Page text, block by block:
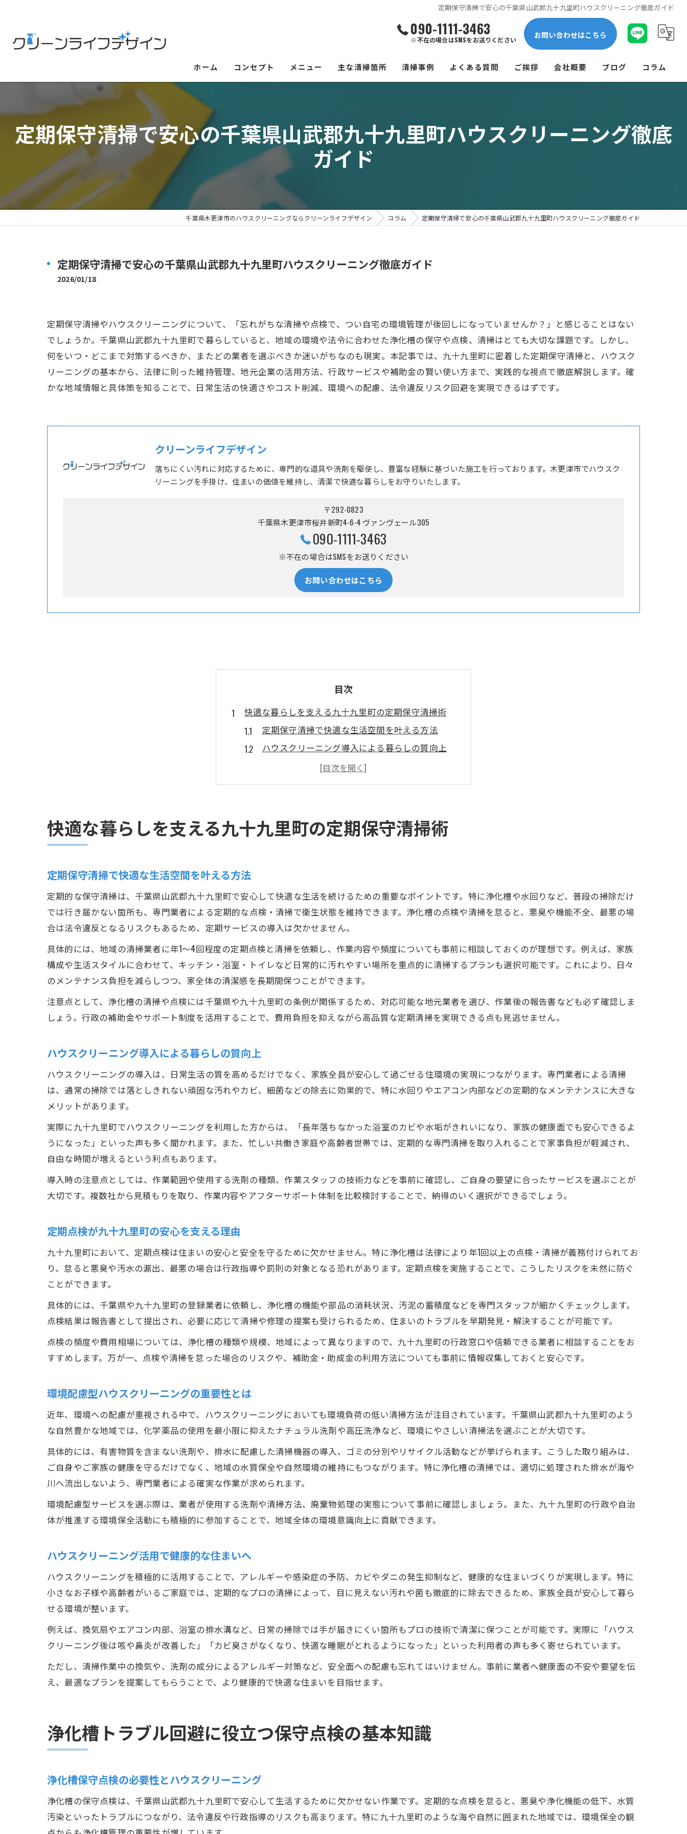
定期保守清掃で安心の千葉県山武郡九十九里町ハウスクリーニング徹底ガイド
090-1111-3463
※不在の場合はSMSをお送りください お問い合わせはこちら
ホーム コンセプト メニュー 主な清掃箇所
水回り
換気扇
清掃事例 よくある質問 ご挨拶 会社概要 ブログ コラム
定期保守清掃で安心の千葉県山武郡九十九里町ハウスクリーニング徹底
ガイド
千葉県木更津市のハウスクリーニングならクリーンライフデザイン コラム 定期保守清掃で安心の千葉県山武郡九十九里町ハウスクリーニング徹底ガイド
定期保守清掃で安心の千葉県山武郡九十九里町ハウスクリーニング徹底ガイド
2026/01/18
定期保守清掃やハウスクリーニングについて、「忘れがちな清掃や点検で、つい自宅の環境管理が後回しになっていませんか？」と感じることはない
でしょうか。千葉県山武郡九十九里町で暮らしていると、地域の環境や法令に合わせた浄化槽の保守や点検、清掃はとても大切な課題です。しかし、
何をいつ・どこまで対策するべきか、またどの業者を選ぶべきか迷いがちなのも現実。本記事では、九十九里町に密着した定期保守清掃と、ハウスク
リーニングの基本から、法律に則った維持管理、地元企業の活用方法、行政サービスや補助金の賢い使い方まで、実践的な視点で徹底解説します。確
かな地域情報と具体策を知ることで、日常生活の快適さやコスト削減、環境への配慮、法令違反リスク回避を実現できるはずです。
クリーンライフデザイン
落ちにくい汚れに対応するために、専門的な道具や洗剤を駆使し、豊富な経験に基づいた施工を行っております。木更津市でハウスク
リーニングを手掛け、住まいの価値を維持し、清潔で快適な暮らしをお守りいたします。
〒292-0823
千葉県木更津市桜井新町4-6-4 ヴァンヴェール305
090-1111-3463
※不在の場合はSMSをお送りください
お問い合わせはこちら
目次
快適な暮らしを支える九十九里町の定期保守清掃術
定期保守清掃で快適な生活空間を叶える方法
ハウスクリーニング導入による暮らしの質向上
定期点検が九十九里町の安心を支える理由
環境配慮型ハウスクリーニングの重要性とは
浄化槽トラブル回避に役立つ保守点検の基本知識
浄化槽保守点検の必要性とハウスクリーニング
ハウスクリーニングが浄化槽維持に貢献する理由
点検頻度と快適さを両立させる管理術
ハウスクリーニングで実現する安心の住まい管理法
住まいを守るハウスクリーニングの基本ステップ
浄化槽清掃とハウスクリーニングの相乗効果
プロの手による定期保守清掃のメリット
トラブル予防に役立つ住まい管理のコツ
ハウスクリーニング業者選びのポイント
ハウスクリーニング不足が生む悪影響とは
法令違反を防ぐための定期点検の重要性
悪臭や故障を予防するハウスクリーニング術
維持費削減へ補助金や行政サービスの上手な活用
ハウスクリーニング費用を抑える方法とは
行政サービスを活用した維持コスト削減術
適切な清掃頻度で長く快適な暮らしを叶える方法
清掃頻度と快適な生活の関係を解説
浄化槽の種類別に適した点検頻度を知る
長期的な安心を得るための清掃スケジュール
清掃・点検を無理なく継続するコツ
快適な暮らしを支える九十九里町の定期保守清掃術
定期保守清掃で快適な生活空間を叶える方法
定期的な保守清掃は、千葉県山武郡九十九里町で安心して快適な生活を続けるための重要なポイントです。特に浄化槽や水回りなど、普段の掃除だけ
では行き届かない箇所も、専門業者による定期的な点検・清掃で衛生状態を維持できます。浄化槽の点検や清掃を怠ると、悪臭や機能不全、最悪の場
合は法令違反となるリスクもあるため、定期サービスの導入は欠かせません。
具体的には、地域の清掃業者に年1～4回程度の定期点検と清掃を依頼し、作業内容や頻度についても事前に相談しておくのが理想です。例えば、家族
構成や生活スタイルに合わせて、キッチン・浴室・トイレなど日常的に汚れやすい場所を重点的に清掃するプランも選択可能です。これにより、日々
のメンテナンス負担を減らしつつ、家全体の清潔感を長期間保つことができます。
注意点として、浄化槽の清掃や点検には千葉県や九十九里町の条例が関係するため、対応可能な地元業者を選び、作業後の報告書なども必ず確認しま
しょう。行政の補助金やサポート制度を活用することで、費用負担を抑えながら高品質な定期清掃を実現できる点も見逃せません。
ハウスクリーニング導入による暮らしの質向上
ハウスクリーニングの導入は、日常生活の質を高めるだけでなく、家族全員が安心して過ごせる住環境の実現につながります。専門業者による清掃
は、通常の掃除では落としきれない頑固な汚れやカビ、細菌などの除去に効果的で、特に水回りやエアコン内部などの定期的なメンテナンスに大きな
メリットがあります。
実際に九十九里町でハウスクリーニングを利用した方からは、「長年落ちなかった浴室のカビや水垢がきれいになり、家族の健康面でも安心できるよ
うになった」といった声も多く聞かれます。また、忙しい共働き家庭や高齢者世帯では、定期的な専門清掃を取り入れることで家事負担が軽減され、
自由な時間が増えるという利点もあります。
導入時の注意点としては、作業範囲や使用する洗剤の種類、作業スタッフの技術力などを事前に確認し、ご自身の要望に合ったサービスを選ぶことが
大切です。複数社から見積もりを取り、作業内容やアフターサポート体制を比較検討することで、納得のいく選択ができるでしょう。
定期点検が九十九里町の安心を支える理由
九十九里町において、定期点検は住まいの安心と安全を守るために欠かせません。特に浄化槽は法律により年1回以上の点検・清掃が義務付けられてお
り、怠ると悪臭や汚水の漏出、最悪の場合は行政指導や罰則の対象となる恐れがあります。定期点検を実施することで、こうしたリスクを未然に防ぐ
ことができます。
具体的には、千葉県や九十九里町の登録業者に依頼し、浄化槽の機能や部品の消耗状況、汚泥の蓄積度などを専門スタッフが細かくチェックします。
点検結果は報告書として提出され、必要に応じて清掃や修理の提案も受けられるため、住まいのトラブルを早期発見・解決することが可能です。
点検の頻度や費用相場については、浄化槽の種類や規模、地域によって異なりますので、九十九里町の行政窓口や信頼できる業者に相談することをお
すすめします。万が一、点検や清掃を怠った場合のリスクや、補助金・助成金の利用方法についても事前に情報収集しておくと安心です。
環境配慮型ハウスクリーニングの重要性とは
近年、環境への配慮が重視される中で、ハウスクリーニングにおいても環境負荷の低い清掃方法が注目されています。千葉県山武郡九十九里町のよう
な自然豊かな地域では、化学薬品の使用を最小限に抑えたナチュラル洗剤や高圧洗浄など、環境にやさしい清掃法を選ぶことが大切です。
具体的には、有害物質を含まない洗剤や、排水に配慮した清掃機器の導入、ゴミの分別やリサイクル活動などが挙げられます。こうした取り組みは、
ご自身やご家族の健康を守るだけでなく、地域の水質保全や自然環境の維持にもつながります。特に浄化槽の清掃では、適切に処理された排水が海や
川へ流出しないよう、専門業者による確実な作業が求められます。
環境配慮型サービスを選ぶ際は、業者が使用する洗剤や清掃方法、廃棄物処理の実態について事前に確認しましょう。また、九十九里町の行政や自治
体が推進する環境保全活動にも積極的に参加することで、地域全体の環境意識向上に貢献できます。
ハウスクリーニング活用で健康的な住まいへ
ハウスクリーニングを積極的に活用することで、アレルギーや感染症の予防、カビやダニの発生抑制など、健康的な住まいづくりが実現します。特に
小さなお子様や高齢者がいるご家庭では、定期的なプロの清掃によって、目に見えない汚れや菌も徹底的に除去できるため、家族全員が安心して暮ら
せる環境が整います。
例えば、換気扇やエアコン内部、浴室の排水溝など、日常の掃除では手が届きにくい箇所もプロの技術で清潔に保つことが可能です。実際に「ハウス
クリーニング後は咳や鼻炎が改善した」「カビ臭さがなくなり、快適な睡眠がとれるようになった」といった利用者の声も多く寄せられています。
ただし、清掃作業中の換気や、洗剤の成分によるアレルギー対策など、安全面への配慮も忘れてはいけません。事前に業者へ健康面の不安や要望を伝
え、最適なプランを提案してもらうことで、より健康的で快適な住まいを目指せます。
浄化槽トラブル回避に役立つ保守点検の基本知識
浄化槽保守点検の必要性とハウスクリーニング
浄化槽の保守点検は、千葉県山武郡九十九里町で安心して生活するために欠かせない作業です。定期的な点検を怠ると、悪臭や浄化機能の低下、水質
汚染といったトラブルにつながり、法令違反や行政指導のリスクも高まります。特に九十九里町のような海や自然に囲まれた地域では、環境保全の観